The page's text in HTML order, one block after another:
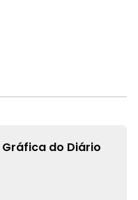
Gráfica do Diário